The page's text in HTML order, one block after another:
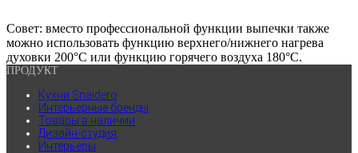
Совет: вместо профессиональной функции выпечки также
можно использовать функцию верхнего/нижнего нагрева
духовки 200°C или функцию горячего воздуха 180°C.
ПРОДУКТ
Кухни Snaidero
Интерьерные бренды
Товары в наличии
Дизайн-студия
Интерьеры